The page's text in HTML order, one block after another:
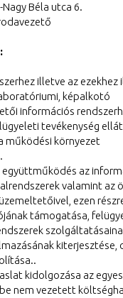
Nagy Béla utca 6.
illetve az
képalkotó
információs
tevékenység
működési környezet
az
valamint az
ezen
támogatása,
kiterjesztése,
kidolgozása az egyes
nem vezetett